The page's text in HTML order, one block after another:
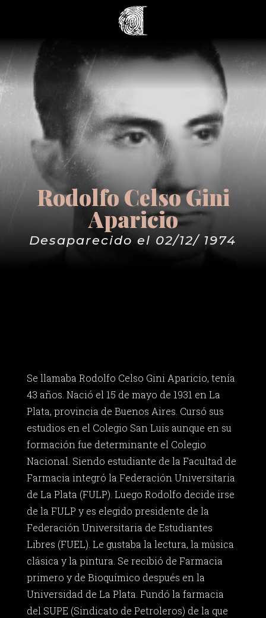
Rodolfo Celso Gini
Aparicio
Desaparecido el 02/12/ 1974
Se llamaba Rodolfo Celso Gini Aparicio, tenía
43 años. Nació el 15 de mayo de 1931 en La
Plata, provincia de Buenos Aires. Cursó sus
estudios en el Colegio San Luis aunque en su
formación fue determinante el Colegio
Nacional. Siendo estudiante de la Facultad de
Farmacia integró la Federación Universitaria
de La Plata (FULP). Luego Rodolfo decide irse
de la FULP y es elegido presidente de la
Federación Universitaria de Estudiantes
Libres (FUEL). Le gustaba la lectura, la música
clásica y la pintura. Se recibió de Farmacia
primero y de Bioquímico después en la
Universidad de La Plata. Fundó la farmacia
del SUPE (Sindicato de Petroleros) de la que